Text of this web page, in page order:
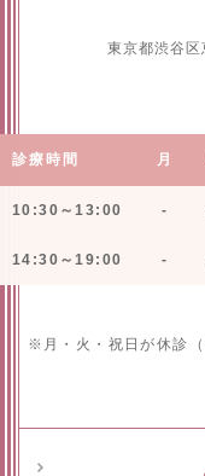
東京都渋谷
診療時間 月
10:30～13:00 -
14:30～19:00 -
※月・火・祝日が休診